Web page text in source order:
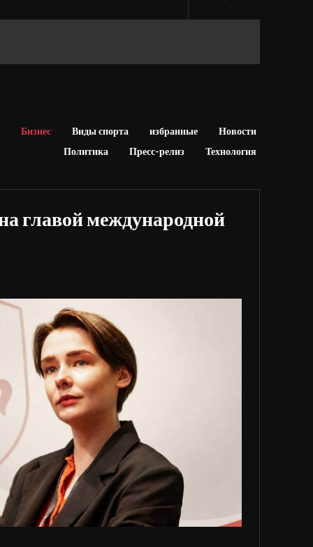
Бизнес Виды спорта избранные
Новости
Политика
Пресс-релиз Технология
главой международной